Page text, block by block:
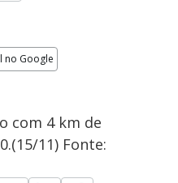
no Google
com 4 km de
11) Fonte: